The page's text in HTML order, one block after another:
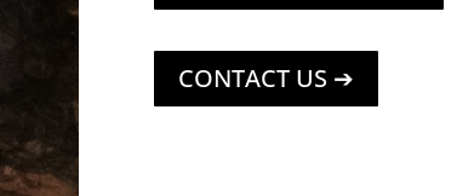
CONTACT US ➔